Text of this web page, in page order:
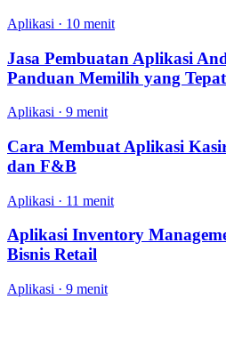
Aplikasi · 10 menit
Jasa Pembuatan Aplikasi
Panduan Memilih yang Tepat
Aplikasi · 9 menit
Cara Membuat Aplikasi
dan F&B
Aplikasi · 11 menit
Aplikasi Inventory
Bisnis Retail
Aplikasi · 9 menit